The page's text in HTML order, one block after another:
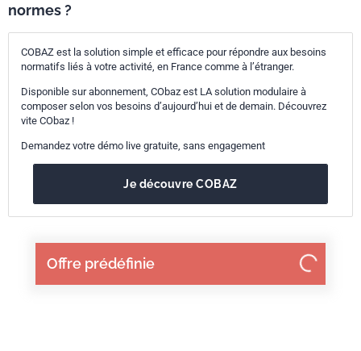
Offre prédéfinie
normes ?
COBAZ est la solution simple et efficace pour répondre aux besoins
normatifs liés à votre activité, en France comme à l’étranger.
Disponible sur abonnement, CObaz est LA solution modulaire à
composer selon vos besoins d’aujourd’hui et de demain. Découvrez
vite CObaz !
Demandez votre démo live gratuite, sans engagement
Je découvre COBAZ